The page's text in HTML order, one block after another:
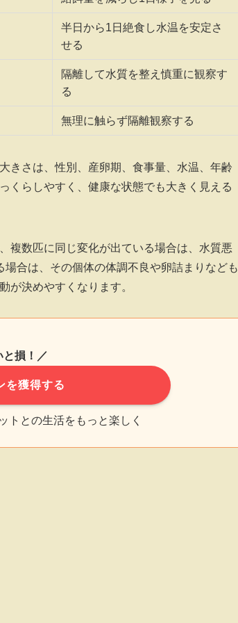
半日から1日絶食し水温を安定さ
せる
隔離して水質を整え慎重に観察す
る
無理に触らず隔離観察する
きさは、性別、産卵期、食事量、水温、年齢
くらしやすく、健康な状態でも大きく見える
複数匹に同じ変化が出ている場合は、水質悪
合は、その個体の体調不良や卵詰まりなども
が決めやすくなります。
損！／
を獲得する
トとの生活をもっと楽しく